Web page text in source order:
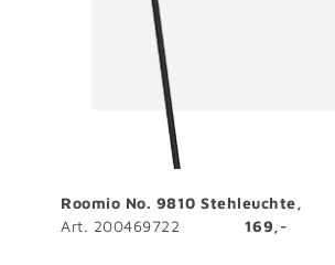
Roomio No. 9810 Stehleuchte,
Art. 200469722 169,-